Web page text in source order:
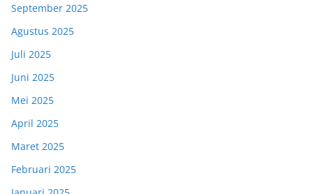
September 2025
Agustus 2025
Juli 2025
Juni 2025
Mei 2025
April 2025
Maret 2025
Februari 2025